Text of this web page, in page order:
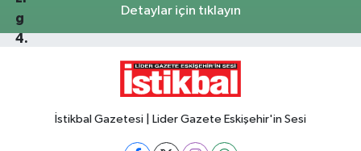
Detaylar için tıklayın
İstikbal Gazetesi | Lider Gazete Eskişehir'in Sesi